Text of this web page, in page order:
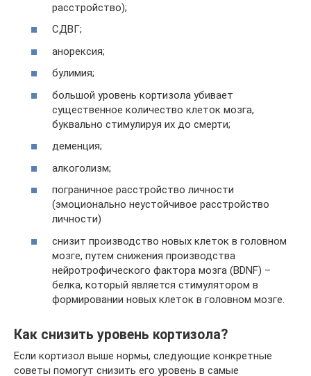
расстройство);
СДВГ;
анорексия;
булимия;
большой уровень кортизола убивает
существенное количество клеток мозга,
буквально стимулируя их до смерти;
деменция;
алкоголизм;
пограничное расстройство личности
(эмоционально неустойчивое расстройство
личности)
снизит производство новых клеток в головном
мозге, путем снижения производства
нейротрофического фактора мозга (BDNF) –
белка, который является стимулятором в
формировании новых клеток в головном мозге.
Как снизить уровень кортизола?
Если кортизол выше нормы, следующие конкретные
советы помогут снизить его уровень в самые